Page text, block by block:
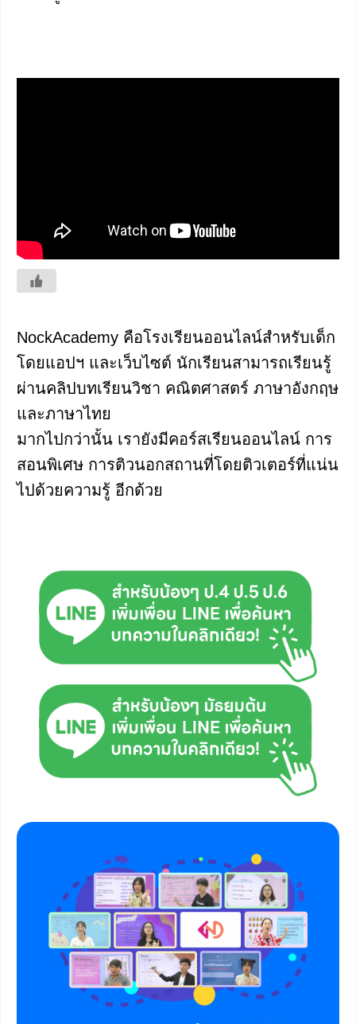
NockAcademy คือโรงเรียนออนไลน์สำหรับเด็ก
โดยแอปฯ และเว็บไซต์ นักเรียนสามารถเรียนรู้
ผ่านคลิปบทเรียนวิชา คณิตศาสตร์ ภาษาอังกฤษ
และภาษาไทย
มากไปกว่านั้น เรายังมีคอร์สเรียนออนไลน์ การ
สอนพิเศษ การติวนอกสถานที่โดยติวเตอร์ที่แน่น
ไปด้วยความรู้ อีกด้วย